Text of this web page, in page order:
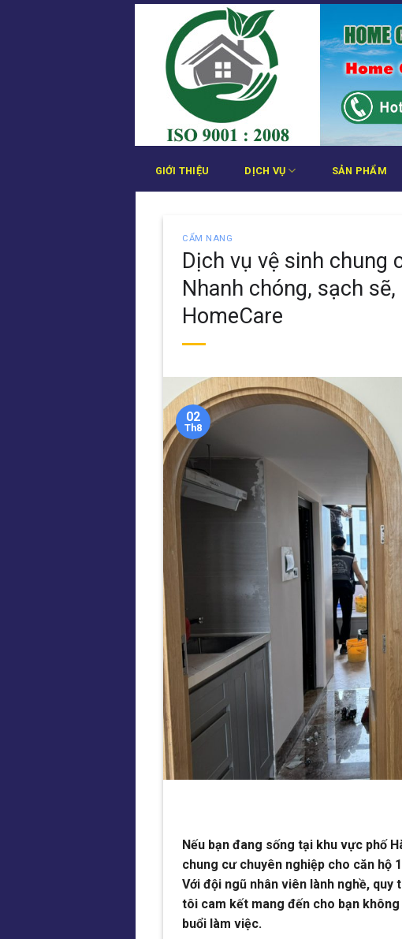
Bỏ
GIỚI THIỆU DỊCH VỤ SẢN PHẨM
CẨM NANG
Dịch vụ vệ sinh chung
Nhanh chóng, sạch
HomeCare
02
Th8
Nếu bạn đang sống tại khu vực phố
chung cư chuyên nghiệp cho căn hộ
Với đội ngũ nhân viên lành nghề,
tôi cam kết mang đến cho bạn
buổi làm việc.